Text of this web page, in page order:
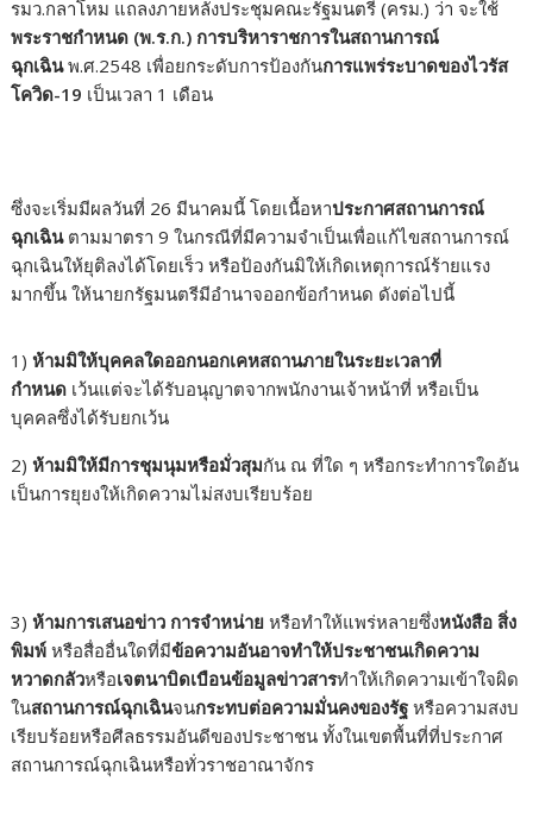
o
o
r dI
n
Li
n
รมว.กลาโหม แถลงภายหลังประชุมคณะรัฐมนตรี (ครม.) ว่า จะใช้
พระราชกำหนด (พ.ร.ก.) การบริหาราชการในสถานการณ์
ฉุกเฉินพ.ศ.2548 เพื่อยกระดับการป้องกันการแพร่ระบาดของไวรัส
โควิด-19 เป็นเวลา 1 เดือน
ซึ่งจะเริ่มมีผลวันที่ 26 มีนาคมนี้ โดยเนื้อหาประกาศสถานการณ์
ฉุกเฉินตามมาตรา 9 ในกรณีที่มีความจำเป็นเพื่อแก้ไขสถานการณ์
ฉุกเฉินให้ยุติลงได้โดยเร็ว หรือป้องกันมิให้เกิดเหตุการณ์ร้ายแรง
มากขึ้น ให้นายกรัฐมนตรีมีอำนาจออกข้อกำหนด ดังต่อไปนี้
1)ห้ามมิให้บุคคลใดออกนอกเคหสถานภายในระยะเวลาที่
กำหนด เว้นแต่จะได้รับอนุญาตจากพนักงานเจ้าหน้าที่ หรือเป็น
บุคคลซึ่งได้รับยกเว้น
2)ห้ามมิให้มีการชุมนุมหรือมั่วสุมกัน ณ ที่ใด ๆ หรือกระทำการใดอัน
เป็นการยุยงให้เกิดความไม่สงบเรียบร้อย
3)ห้ามการเสนอข่าว การจำหน่ายหรือทำให้แพร่หลายซึ่งหนังสือ สิ่ง
พิมพ์หรือสื่ออื่นใดที่มีข้อความอันอาจทำให้ประชาชนเกิดความ
หวาดกลัวหรือเจตนาบิดเบือนข้อมูลข่าวสารทำให้เกิดความเข้าใจผิด
ในสถานการณ์ฉุกเฉินจนกระทบต่อความมั่นคงของรัฐหรือความสงบ
เรียบร้อยหรือศีลธรรมอันดีของประชาชน ทั้งในเขตพื้นที่ที่ประกาศ
สถานการณ์ฉุกเฉินหรือทั่วราชอาณาจักร